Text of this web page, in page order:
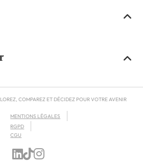
COMPAREZ ET DÉCIDEZ POUR VOTRE AVENIR
MENTIONS LÉGALES
RGPD
CGU